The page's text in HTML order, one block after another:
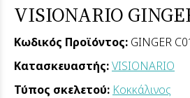
VISIONARIO
Κωδικός Προϊόντος: GINGER
Κατασκευαστής:VISIONARIO
Τύπος σκελετού: Κοκκάλινος